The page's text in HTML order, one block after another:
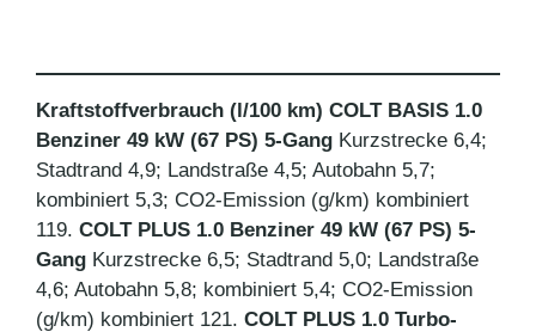
Kraftstoffverbrauch (l/100 km) COLT BASIS 1.0
Benziner 49 kW (67 PS) 5-Gang Kurzstrecke 6,4;
Stadtrand 4,9; Landstraße 4,5; Autobahn 5,7;
kombiniert 5,3; CO2-Emission (g/km) kombiniert
119. COLT PLUS 1.0 Benziner 49 kW (67 PS) 5-
Gang Kurzstrecke 6,5; Stadtrand 5,0; Landstraße
4,6; Autobahn 5,8; kombiniert 5,4; CO2-Emission
(g/km) kombiniert 121. COLT PLUS 1.0 Turbo-